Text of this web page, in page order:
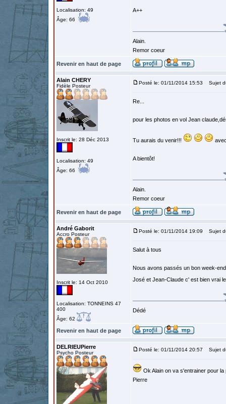
Localisation: 49
Âge: 66
A++
Alain.
Remor coeur
Revenir en haut de page
Alain CHERY
Fidèle Posteur
Inscrit le: 28 Déc 2013
Localisation: 49
Âge: 66
Posté le: 01/11/2014 15:53 Sujet
Re...
pour les photos en vol Jean
Tu aurais du venir!!!
A bientôt!
Alain.
Remor coeur
Revenir en haut de page
André Gaborit
Accro Posteur
Inscrit le: 14 Oct 2010
Localisation: TONNEINS 47
400
Âge: 62
Posté le: 01/11/2014 19:09 Sujet
Salut à tous
Nous avons passés un bon week-
José et Jean-Claude c' est bien vrai
Dédé
Revenir en haut de page
DELRIEUPierre
Psycho Posteur
Posté le: 01/11/2014 20:57 Sujet
Ok Alain on va s'entrainer pour
Pierre